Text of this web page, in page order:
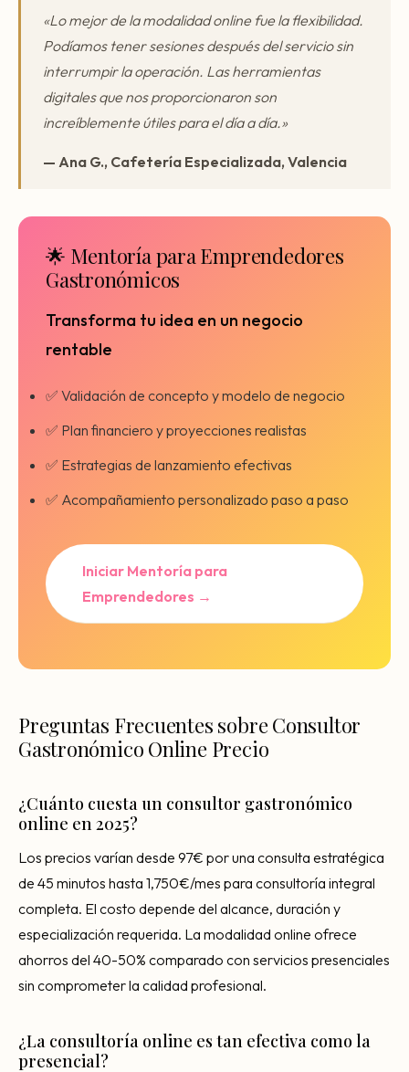
«Lo mejor de la modalidad online fue la flexibilidad.
Podíamos tener sesiones después del servicio sin
interrumpir la operación. Las herramientas
digitales que nos proporcionaron son
increíblemente útiles para el día a día.»
— Ana G., Cafetería Especializada, Valencia
🌟 Mentoría para Emprendedores
Gastronómicos
Transforma tu idea en un negocio
rentable
✅ Validación de concepto y modelo de negocio
✅ Plan financiero y proyecciones realistas
✅ Estrategias de lanzamiento efectivas
✅ Acompañamiento personalizado paso a paso
Iniciar Mentoría para
Emprendedores →
Preguntas Frecuentes sobre Consultor
Gastronómico Online Precio
¿Cuánto cuesta un consultor gastronómico
online en 2025?
Los precios varían desde 97€ por una consulta estratégica
de 45 minutos hasta 1,750€/mes para consultoría integral
completa. El costo depende del alcance, duración y
especialización requerida. La modalidad online ofrece
ahorros del 40-50% comparado con servicios presenciales
sin comprometer la calidad profesional.
¿La consultoría online es tan efectiva como la
presencial?